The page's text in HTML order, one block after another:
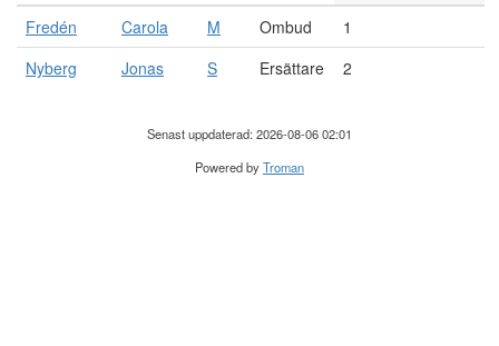
Fredén Carola M Ombud
1
Nyberg
Jonas S Ersättare 2
Senast uppdaterad: 2026-08-06 02:01
Powered byTroman